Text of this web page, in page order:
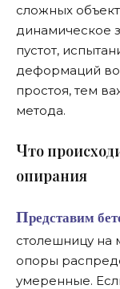
сложных
динамическое
пустот,
деформаций
простоя, тем
метода.
Что
опирания
Представим бетонную плиту на основании как
столешницу на
опоры
умеренные.